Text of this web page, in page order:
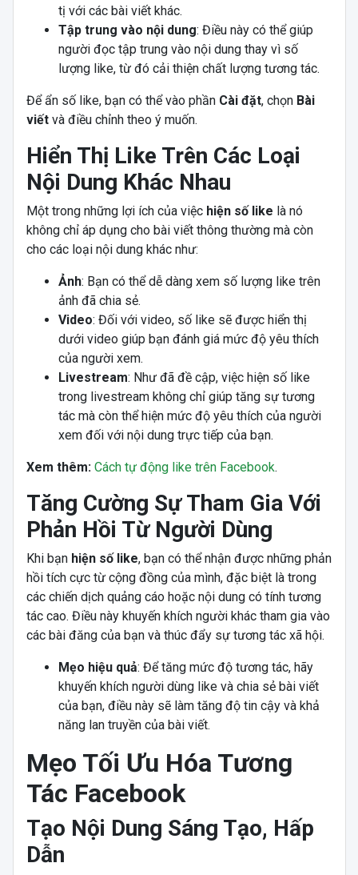
tị với các bài viết khác.
Tập trung vào nội dung: Điều này có thể giúp
người đọc tập trung vào nội dung thay vì số
lượng like, từ đó cải thiện chất lượng tương tác.
Để ẩn số like, bạn có thể vào phần Cài đặt, chọn Bài
viếtvà điều chỉnh theo ý muốn.
Hiển Thị Like Trên Các Loại
Nội Dung Khác Nhau
Một trong những lợi ích của việc hiện số like là nó
không chỉ áp dụng cho bài viết thông thường mà còn
cho các loại nội dung khác như:
Ảnh: Bạn có thể dễ dàng xem số lượng like trên
ảnh đã chia sẻ.
Video: Đối với video, số like sẽ được hiển thị
dưới video giúp bạn đánh giá mức độ yêu thích
của người xem.
Livestream: Như đã đề cập, việc hiện số like
trong livestream không chỉ giúp tăng sự tương
tác mà còn thể hiện mức độ yêu thích của người
xem đối với nội dung trực tiếp của bạn.
Xem thêm: Cách tự động like trên Facebook.
Tăng Cường Sự Tham Gia Với
Phản Hồi Từ Người Dùng
Khi bạn hiện số like, bạn có thể nhận được những phản
hồi tích cực từ cộng đồng của mình, đặc biệt là trong
các chiến dịch quảng cáo hoặc nội dung có tính tương
tác cao. Điều này khuyến khích người khác tham gia vào
các bài đăng của bạn và thúc đẩy sự tương tác xã hội.
Mẹo hiệu quả: Để tăng mức độ tương tác, hãy
khuyến khích người dùng like và chia sẻ bài viết
của bạn, điều này sẽ làm tăng độ tin cậy và khả
năng lan truyền của bài viết.
Mẹo Tối Ưu Hóa Tương
Tác Facebook
Tạo Nội Dung Sáng Tạo, Hấp
Dẫn